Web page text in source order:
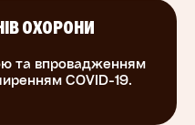
України. Державна
формування
України,
захворювань,
з епідеміями
ОХОРОНИ
та впровадженням
COVID-19.